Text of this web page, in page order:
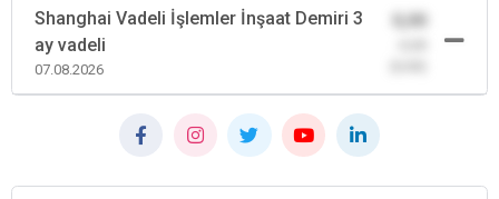
Shanghai Vadeli İşlemler İnşaat Demiri 3
ay vadeli
07.08.2026